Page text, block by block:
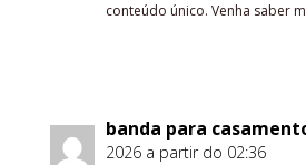
conteúdo único. Venha saber
banda para
2026 a partir do 02:36